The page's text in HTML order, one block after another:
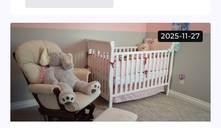
Klęska
–
Badanie
dostępności
opieki
żłobkowej
2025-11-27